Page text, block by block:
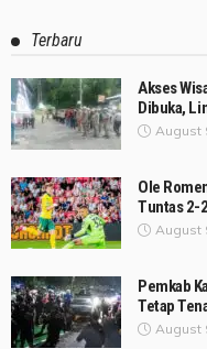
Terbaru
Akses
Dibuka,
August
Ole
Tuntas 2-2
August
Pemkab
Tetap
August